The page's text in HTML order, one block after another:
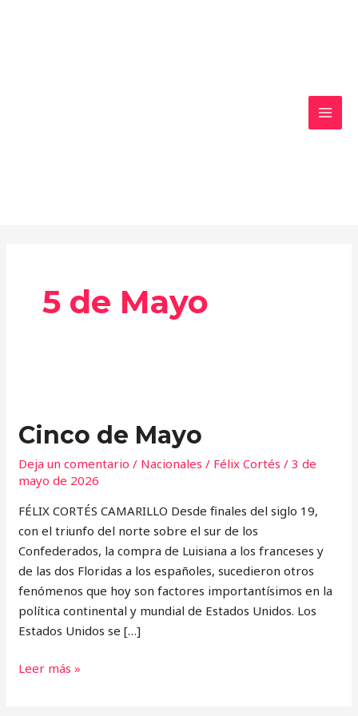
5 de Mayo
Cinco de Mayo
Deja un comentario / Nacionales / Félix Cortés/3 de
mayo de 2026
FÉLIX CORTÉS CAMARILLO Desde finales del siglo 19,
con el triunfo del norte sobre el sur de los
Confederados, la compra de Luisiana a los franceses y
de las dos Floridas a los españoles, sucedieron otros
fenómenos que hoy son factores importantísimos en la
política continental y mundial de Estados Unidos. Los
Estados Unidos se […]
Mayo
Leer más »